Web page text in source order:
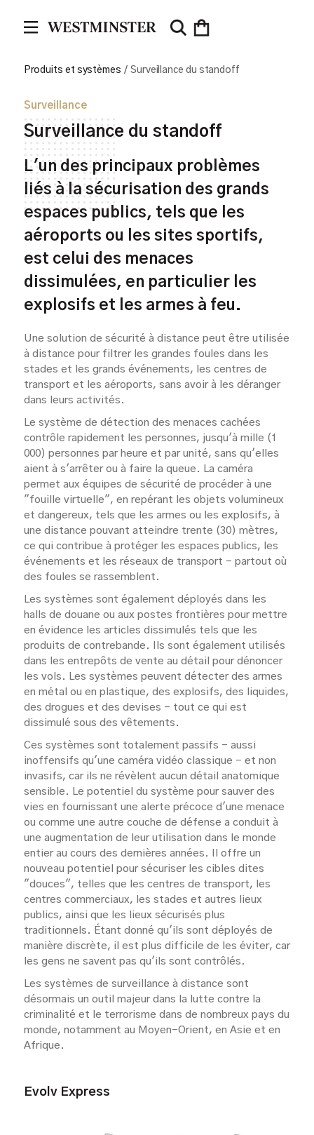
Produits et systèmes / Surveillance du standoff
Surveillance
Surveillance du standoff
L'un des principaux problèmes
liés à la sécurisation des grands
espaces publics, tels que les
aéroports ou les sites sportifs,
est celui des menaces
dissimulées, en particulier les
explosifs et les armes à feu.
Une solution de sécurité à distance peut être utilisée
à distance pour filtrer les grandes foules dans les
stades et les grands événements, les centres de
transport et les aéroports, sans avoir à les déranger
dans leurs activités.
Le système de détection des menaces cachées
contrôle rapidement les personnes, jusqu'à mille (1
000) personnes par heure et par unité, sans qu'elles
aient à s'arrêter ou à faire la queue. La caméra
permet aux équipes de sécurité de procéder à une
"fouille virtuelle", en repérant les objets volumineux
et dangereux, tels que les armes ou les explosifs, à
une distance pouvant atteindre trente (30) mètres,
ce qui contribue à protéger les espaces publics, les
événements et les réseaux de transport - partout où
des foules se rassemblent.
Les systèmes sont également déployés dans les
halls de douane ou aux postes frontières pour mettre
en évidence les articles dissimulés tels que les
produits de contrebande. Ils sont également utilisés
dans les entrepôts de vente au détail pour dénoncer
les vols. Les systèmes peuvent détecter des armes
en métal ou en plastique, des explosifs, des liquides,
des drogues et des devises - tout ce qui est
dissimulé sous des vêtements.
Ces systèmes sont totalement passifs - aussi
inoffensifs qu'une caméra vidéo classique - et non
invasifs, car ils ne révèlent aucun détail anatomique
sensible. Le potentiel du système pour sauver des
vies en fournissant une alerte précoce d'une menace
ou comme une autre couche de défense a conduit à
une augmentation de leur utilisation dans le monde
entier au cours des dernières années. Il offre un
nouveau potentiel pour sécuriser les cibles dites
"douces", telles que les centres de transport, les
centres commerciaux, les stades et autres lieux
publics, ainsi que les lieux sécurisés plus
traditionnels. Étant donné qu'ils sont déployés de
manière discrète, il est plus difficile de les éviter, car
les gens ne savent pas qu'ils sont contrôlés.
Les systèmes de surveillance à distance sont
désormais un outil majeur dans la lutte contre la
criminalité et le terrorisme dans de nombreux pays du
monde, notamment au Moyen-Orient, en Asie et en
Afrique.
Evolv Express